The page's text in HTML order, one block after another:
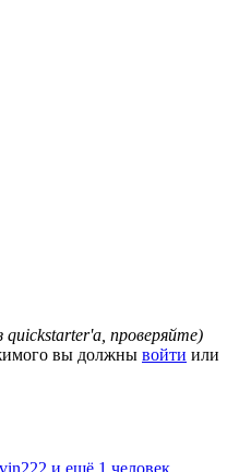
quickstarter'а, проверяйте)
вы должны войти или
и ещё 1 человек